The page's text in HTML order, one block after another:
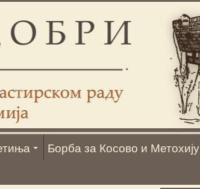
Борба за Косово и Метохију